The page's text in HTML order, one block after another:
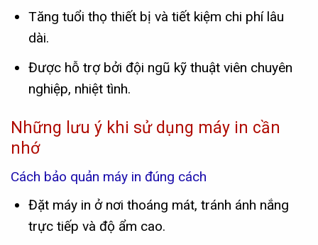
Tăng tuổi thọ thiết bị và tiết kiệm chi phí lâu
dài.
Được hỗ trợ bởi đội ngũ kỹ thuật viên chuyên
nghiệp, nhiệt tình.
Những lưu ý khi sử dụng máy in cần
nhớ
Cách bảo quản máy in đúng cách
Đặt máy in ở nơi thoáng mát, tránh ánh nắng
trực tiếp và độ ẩm cao.